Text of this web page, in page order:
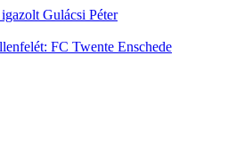
Gulácsi Péter
FC Twente Enschede